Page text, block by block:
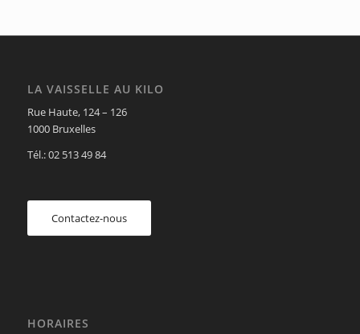
LA VAISSELLE AU KILO
Rue Haute, 124 – 126
1000 Bruxelles
Tél.: 02 513 49 84
Contactez-nous
HORAIRES